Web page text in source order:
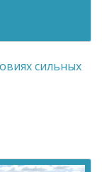
сильных